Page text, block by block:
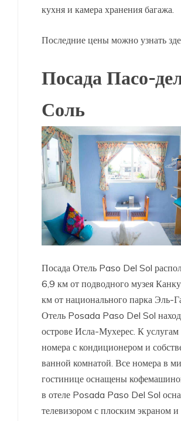
кухня и камера хранения багажа.
Последние цены можно узнать
Посада Пасо-
Соль
Посада Отель Paso Del Sol
6,9 км от подводного музея
км от национального парка Эль-
Отель Posada Paso Del Sol
острове Исла-Мухерес. К услугам
номера с кондиционером и
ванной комнатой. Все номера в
гостинице оснащены
в отеле Posada Paso Del Sol
телевизором с плоским экраном и